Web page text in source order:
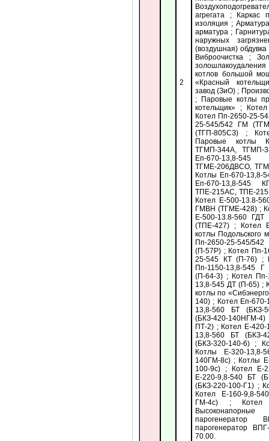
2
агрегата ; Каркас
изоляция ;
арматура ;
наружных
(воздушная)
Виброочистка ;
котлов большой
«Красный
завод (ЗиО) ;
; Паровые котлы
котельщик» ;
Котел Пп-2650-25-
25-545/542 ГМ
(ТГП-805СЗ) ;
Паровые котлы
ТГМП-344А, ТГМП-
Еп-670-13,8-
ТГМЕ-206ДВСО,
Котлы Еп-670-
Еп-670-13,8-545
ТПЕ-215АС, ТПЕ-
Котел Е-500-13.8-
ГМВН (ТГМЕ-428) ;
Е-500-13.8-560
(ТПЕ-427) ; Котел
котлы Подольского
Пп-2650-25-545/
(П-57Р) ; Котел Пп-
25-545 КТ (П-76) ;
Пп-1150-13,8-545
(П-64-3) ; Котел
13,8-545 ДТ (П-65) ;
котлы по
140) ; Котел Еп-
13,8-560 БТ (БКЗ-
(БКЗ-420-140НГМ-
ПТ-2) ; Котел Е-
13,8-560 БТ (БКЗ-
(БКЗ-320-140-6) ;
Котлы Е-320-
140ГМ-8с) ; Котлы
100-9с) ; Котел Е-
Е-220-9,8-540 БТ
(БКЗ-220-100-Г1) ;
Котел Е-160-9,8-
ГМ-4с) ; Котел
парогенератор
парогенератор
70.00.